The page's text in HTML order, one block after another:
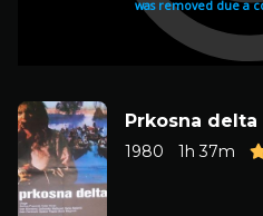
Prkosna delta
1980 1h 37m